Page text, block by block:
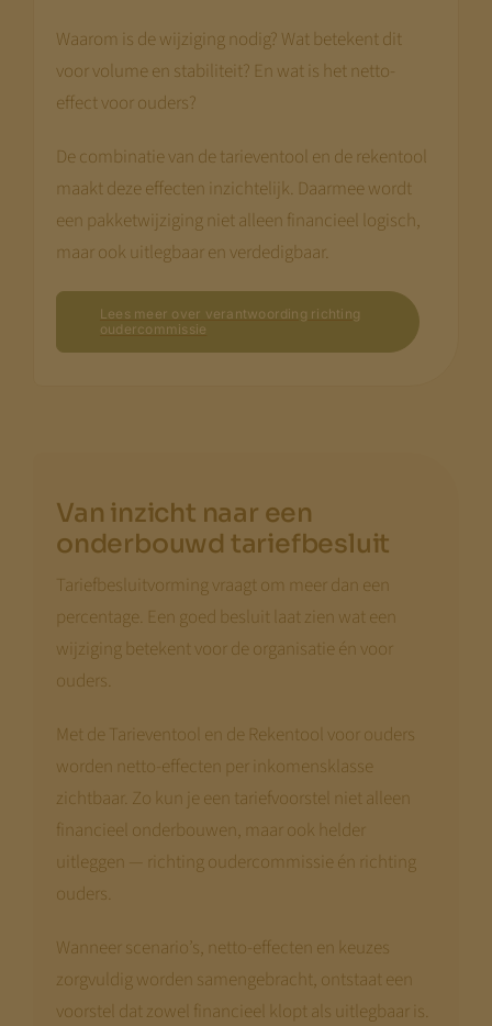
Waarom is de wijziging nodig? Wat betekent dit
voor volume en stabiliteit? En wat is het netto-
effect voor ouders?
De combinatie van de tarieventool en de rekentool
maakt deze effecten inzichtelijk. Daarmee wordt
een pakketwijziging niet alleen financieel logisch,
maar ook uitlegbaar en verdedigbaar.
Lees meer over verantwoording richting
oudercommissie
Van inzicht naar een
onderbouwd tariefbesluit
Tariefbesluitvorming vraagt om meer dan een
percentage. Een goed besluit laat zien wat een
wijziging betekent voor de organisatie én voor
ouders.
Met de Tarieventool en de Rekentool voor ouders
worden netto-effecten per inkomensklasse
zichtbaar. Zo kun je een tariefvoorstel niet alleen
financieel onderbouwen, maar ook helder
uitleggen — richting oudercommissie én richting
ouders.
Wanneer scenario’s, netto-effecten en keuzes
zorgvuldig worden samengebracht, ontstaat een
voorstel dat zowel financieel klopt als uitlegbaar is.
Jeroen Pernot